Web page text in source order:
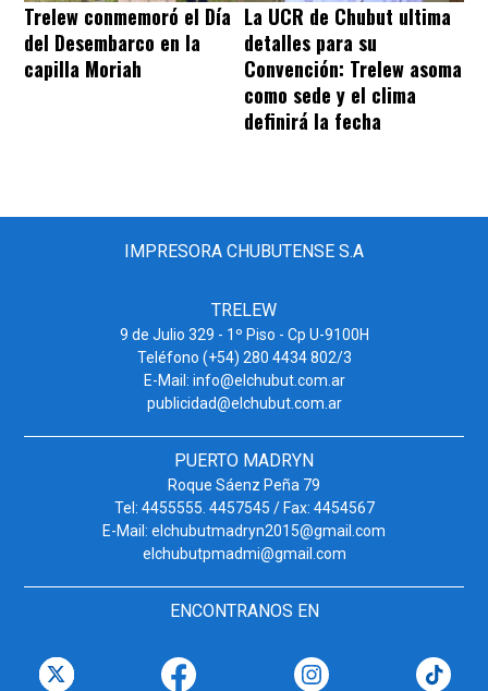
Trelew conmemoró el Día
del Desembarco en la
capilla Moriah
La UCR de Chubut ultima
detalles para su
Convención: Trelew asoma
como sede y el clima
definirá la fecha
IMPRESORA CHUBUTENSE S.A
TRELEW
9 de Julio 329 - 1º Piso - Cp U-9100H
Teléfono (+54) 280 4434 802/3
E-Mail: info@elchubut.com.ar
publicidad@elchubut.com.ar
PUERTO MADRYN
Roque Sáenz Peña 79
Tel: 4455555. 4457545 / Fax: 4454567
E-Mail: elchubutmadryn2015@gmail.com
elchubutpmadmi@gmail.com
ENCONTRANOS EN